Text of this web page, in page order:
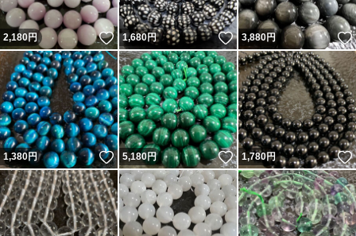
2,180円 いいね！
1,680円 いいね！
3,880円
1,380円 いいね！
5,180円 いいね！
1,780円